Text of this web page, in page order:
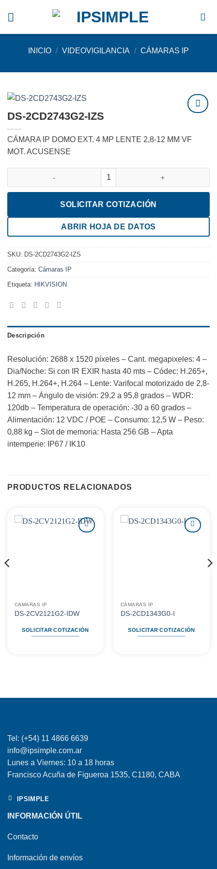
INICIO / VIDEOVIGILANCIA / CÁMARAS IP
favoritos
DS-2CD2743G2-IZS
CÁMARA IP DOMO EXT. 4 MP LENTE 2,8-12 MM VF
MOT. ACUSENSE
SOLICITAR COTIZACIÓN
ABRIR HOJA DE DATOS
SKU: DS-2CD2743G2-IZS
Categoría: Cámaras IP
Etiqueta: HIKVISION
Descripción
Resolución: 2688 x 1520 píxeles – Cant. megapixeles: 4 –
Dia/Noche: Si con IR EXIR hasta 40 mts – Códec: H.265+,
H.265, H.264+, H.264 – Lente: Varifocal motorizado de 2,8-
12 mm – Ángulo de visión: 29,2 a 95,8 grados – WDR:
120db – Temperatura de operación: -30 a 60 grados –
Alimentación: 12 VDC / POE – Consumo: 12,5 W – Peso:
0,88 kg – Slot de memoria: Hasta 256 GB – Apta
intemperie: IP67 / IK10
PRODUCTOS RELACIONADOS
CÁMARAS IP
DS-2CV2121G2-IDW
SOLICITAR COTIZACIÓN
CÁMARAS IP
DS-2CD1343G0-I
SOLICITAR COTIZACIÓN
Tel: (+54) 11 4866 6639
info@ipsimple.com.ar
Lunes a Viernes: 10 a 18 horas
Francisco Acuña de Figueroa 1535, C1180, CABA
IPSIMPLE
INFORMACIÓN ÚTIL
Contacto
Información de envíos